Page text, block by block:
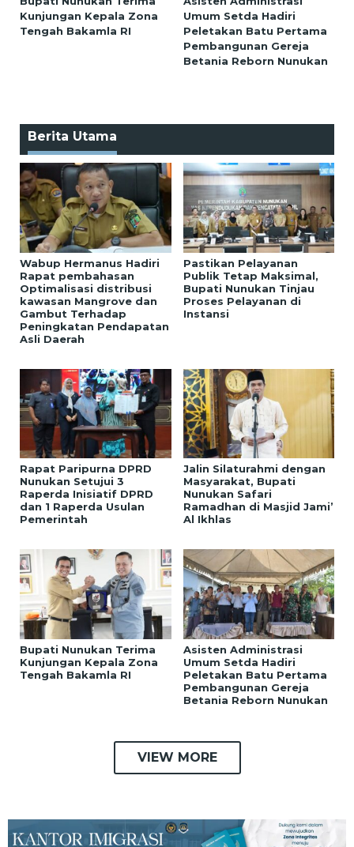
Kunjungan Kepala Zona
Tengah Bakamla RI
Umum Setda Hadiri
Peletakan Batu Pertama
Pembangunan Gereja
Betania Reborn Nunukan
Berita Utama
Wabup Hermanus Hadiri
Rapat pembahasan
Optimalisasi distribusi
kawasan Mangrove dan
Gambut Terhadap
Peningkatan Pendapatan
Asli Daerah
Pastikan Pelayanan
Publik Tetap Maksimal,
Bupati Nunukan Tinjau
Proses Pelayanan di
Instansi
Rapat Paripurna DPRD
Nunukan Setujui 3
Raperda Inisiatif DPRD
dan 1 Raperda Usulan
Pemerintah
Jalin Silaturahmi dengan
Masyarakat, Bupati
Nunukan Safari
Ramadhan di Masjid Jami’
Al Ikhlas
Bupati Nunukan Terima
Kunjungan Kepala Zona
Tengah Bakamla RI
Asisten Administrasi
Umum Setda Hadiri
Peletakan Batu Pertama
Pembangunan Gereja
Betania Reborn Nunukan
VIEW MORE